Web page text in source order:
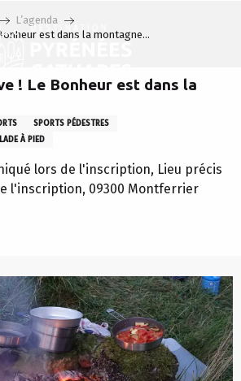
L’agenda
est dans la montagne…
! Le Bonheur est dans la
SPORTS PÉDESTRES
À PIED
lors de l'inscription, Lieu précis
l'inscription, 09300 Montferrier